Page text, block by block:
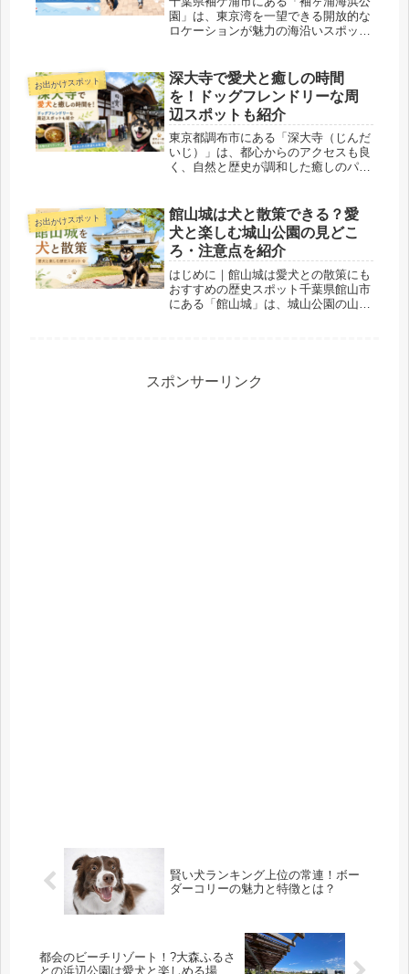
園」は、東京湾を一望できる開放的な
ロケーションが魅力の海沿いスポッ
を楽しめる公園として人気です。今回
いぬまにあ編集部では当公園を愛犬と
一緒...
お出かけスポット
深大寺で愛犬と癒しの時間
を！ドッグフレンドリーな周
辺スポットも紹介
東京都調布市にある「深大寺（じんだ
いじ）」は、都心からのアクセスも良
く、自然と歴史が調和した癒しのパワ
の人が訪れます。そんな深大寺は、犬
連れでのおでかけにもぴったりなスポ
ッ...
お出かけスポット
館山城は犬と散策できる？愛
犬と楽しむ城山公園の見どこ
ろ・注意点を紹介
はじめに｜館山城は愛犬との散策にも
おすすめの歴史スポット千葉県館山市
にある「館山城」は、城山公園の山頂
力...
スポンサーリンク
賢い犬ランキング上位の常連！ボー
ダーコリーの魅力と特徴とは？
都会のビーチリゾート！?大森ふるさ
との浜辺公園は愛犬と楽しめる場